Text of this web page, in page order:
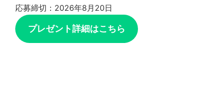
応募締切：2026年8月20日
プレゼント詳細はこちら